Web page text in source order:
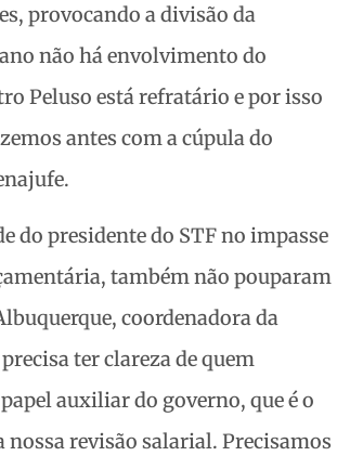
provocando a divisão da
não há envolvimento do
Peluso está refratário e por isso
antes com a cúpula do
do presidente do STF no impasse
também não pouparam
coordenadora da
ter clareza de quem
auxiliar do governo, que é o
revisão salarial. Precisamos